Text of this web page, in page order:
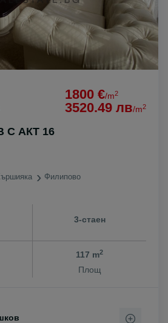
1800 €/m2
3520.49 лв/m2
С АКТ 16
Филипово
3-стаен
117 m2
Площ